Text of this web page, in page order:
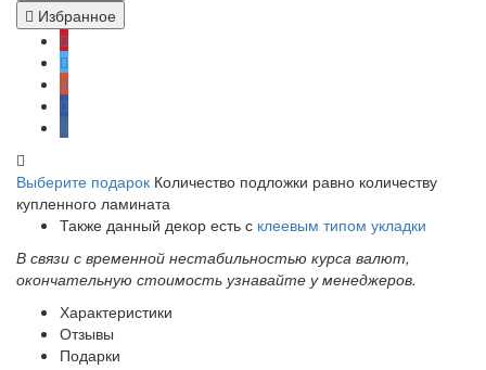
Избранное
Выберите подарок Количество подложки равно количеству
купленного ламината
Также данный декор есть с клеевым типом укладки
В связи с временной нестабильностью курса валют,
окончательную стоимость узнавайте у менеджеров.
Характеристики
Отзывы
Подарки